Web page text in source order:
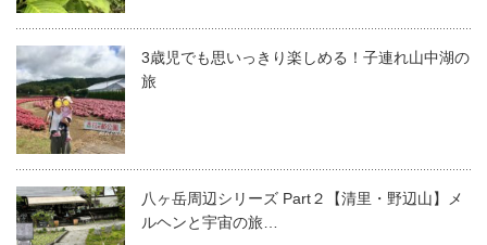
3歳児でも思いっきり楽しめる！子連れ山中湖の
旅
八ヶ岳周辺シリーズ Part２【清里・野辺山】メ
ルヘンと宇宙の旅…